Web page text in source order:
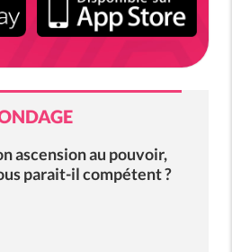
ascension au pouvoir,
parait-il compétent ?